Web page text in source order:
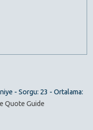
- Sorgu: 23 - Ortalama:
Quote Guide